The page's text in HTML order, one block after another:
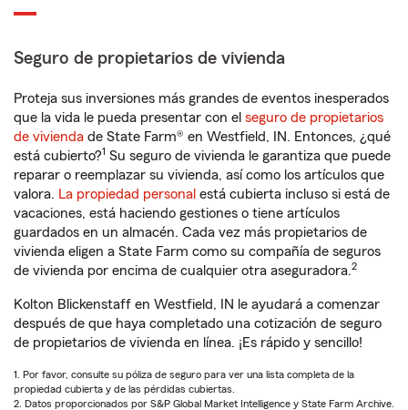
Seguro de propietarios de vivienda
Proteja sus inversiones más grandes de eventos inesperados
que la vida le pueda presentar con el seguro de propietarios
de vivienda de State Farm® en Westfield, IN. Entonces, ¿qué
está cubierto?1 Su seguro de vivienda le garantiza que puede
reparar o reemplazar su vivienda, así como los artículos que
valora. La propiedad personal está cubierta incluso si está de
vacaciones, está haciendo gestiones o tiene artículos
guardados en un almacén. Cada vez más propietarios de
vivienda eligen a State Farm como su compañía de seguros
de vivienda por encima de cualquier otra aseguradora.2
Kolton Blickenstaff en Westfield, IN le ayudará a comenzar
después de que haya completado una cotización de seguro
de propietarios de vivienda en línea. ¡Es rápido y sencillo!
1. Por favor, consulte su póliza de seguro para ver una lista completa de la
propiedad cubierta y de las pérdidas cubiertas.
2. Datos proporcionados por S&P Global Market Intelligence y State Farm Archive.